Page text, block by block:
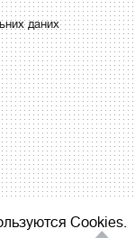
даних
Cookies.